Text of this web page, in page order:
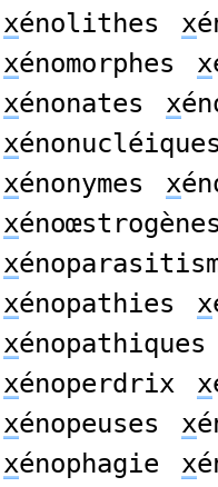
xénolithes x
xénomorphes x
xénonates x
xénonucléiques
xénonymes x
xénoœstrogènes
x
xénopathies x
xénopathiques
xénoperdrix x
xénopeuses x
xénophagie x